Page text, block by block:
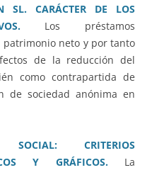
SL. CARÁCTER DE LOS
Los préstamos
neto y por tanto
de la reducción del
como contrapartida de
de sociedad anónima en
CRITERIOS
Y GRÁFICOS.La